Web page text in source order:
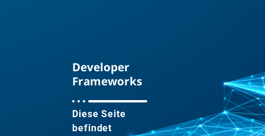
Developer
Frameworks
Diese Seite
befindet